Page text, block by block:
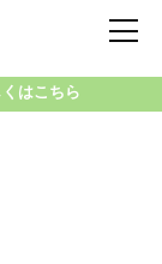
はこちら